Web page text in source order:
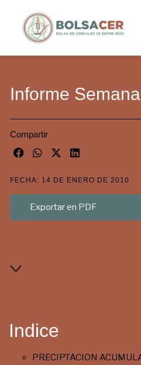
Informe
Compartir
FECHA: 14 DE ENERO DE 2010
Exportar en PDF
Indice
PRECIPTACION